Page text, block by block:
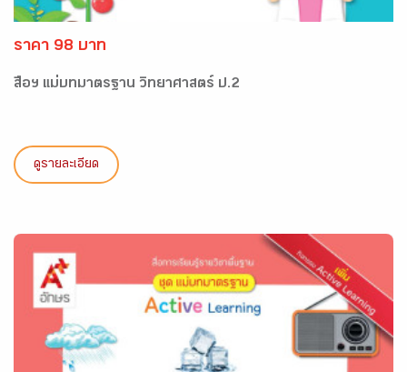
ราคา 98 บาท
สื่อฯ แม่บทมาตรฐาน วิทยาศาสตร์ ป.2
ดูรายละเอียด